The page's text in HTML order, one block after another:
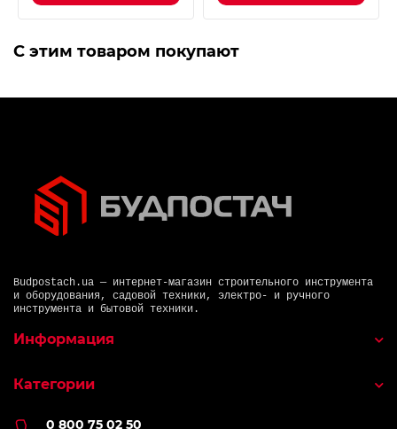
С этим товаром покупают
Budpostach.ua — интернет-магазин строительного инструмента
и оборудования, садовой техники, электро- и ручного
инструмента и бытовой техники.
0 800 75 02 50
Информация
Категории